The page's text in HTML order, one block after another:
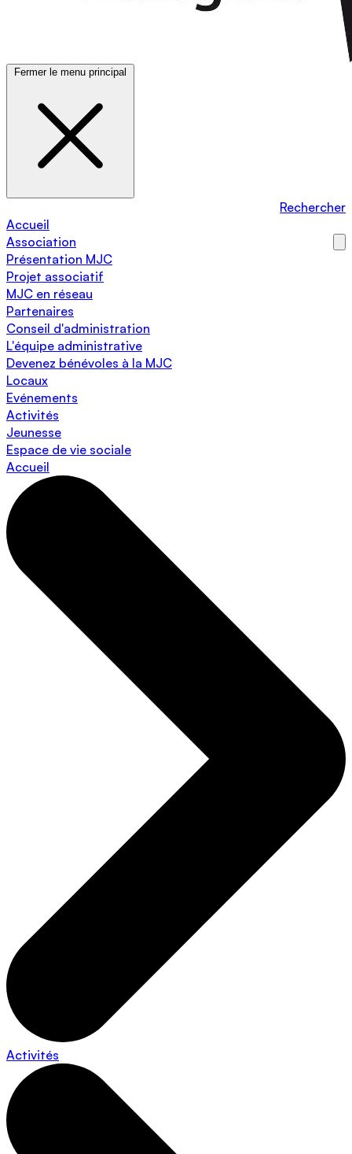
Fermer le menu principal
Rechercher
Accueil
Association
Présentation MJC
Projet associatif
MJC en réseau
Partenaires
Conseil d'administration
L'équipe administrative
Devenez bénévoles à la MJC
Locaux
Evénements
Activités
Jeunesse
Espace de vie sociale
Accueil
Activités